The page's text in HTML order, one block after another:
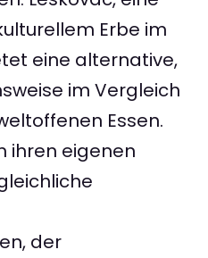
Erbe im
eine alternative,
im Vergleich
Essen.
ihren eigenen
der